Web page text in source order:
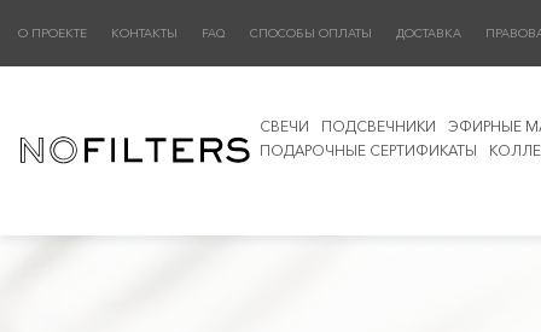
О ПРОЕКТЕ КОНТАКТЫ FAQ СПОСОБЫ ОПЛАТЫ ДОСТАВКА
СВЕЧИ ПОДСВЕЧНИКИ
ЭФИРНЫЕ
ПОДАРОЧНЫЕ СЕРТИФИКАТЫ